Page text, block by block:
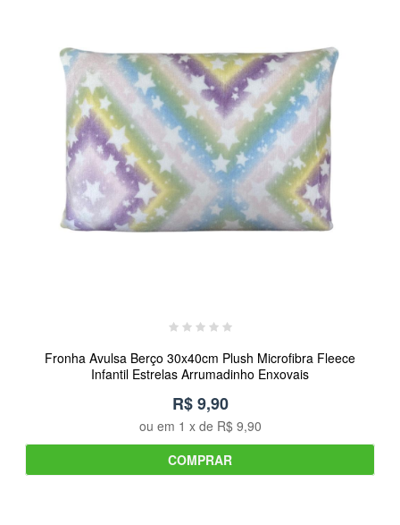
Fronha Avulsa Berço 30x40cm Plush Microfibra Fleece
Infantil Estrelas Arrumadinho Enxovais
R$ 9,90
ou em 1 x de R$ 9,90
COMPRAR